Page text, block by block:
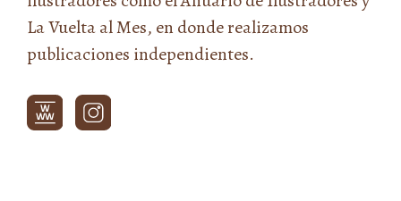
La Vuelta al Mes, en donde realizamos
publicaciones independientes.